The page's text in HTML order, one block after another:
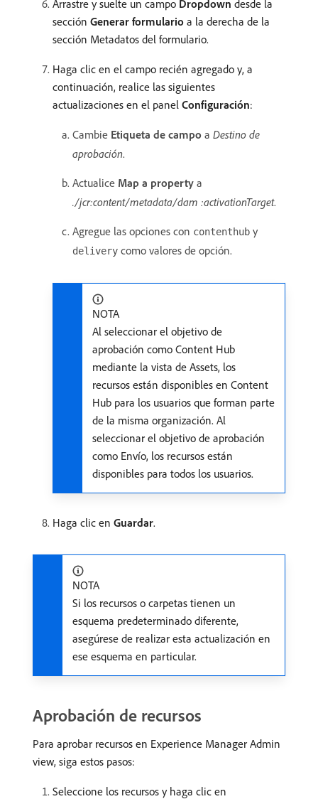
Arrastre y suelte un campo Dropdown desde la
sección Generar formulario a la derecha de la
sección Metadatos del formulario.
Haga clic en el campo recién agregado y, a
continuación, realice las siguientes
actualizaciones en el panel Configuración:
Cambie Etiqueta de campo a Destino de
aprobación.
Actualice Map a property a
./jcr:content/metadata/dam :activationTarget.
Agregue las opciones con contenthub y
delivery como valores de opción.
NOTA
Al seleccionar el objetivo de
aprobación como Content Hub
mediante la vista de Assets, los
recursos están disponibles en Content
Hub para los usuarios que forman parte
de la misma organización. Al
seleccionar el objetivo de aprobación
como Envío, los recursos están
disponibles para todos los usuarios.
Haga clic en Guardar.
NOTA
Si los recursos o carpetas tienen un
esquema predeterminado diferente,
asegúrese de realizar esta actualización en
ese esquema en particular.
Aprobación de recursos
Para aprobar recursos en Experience Manager Admin
view, siga estos pasos:
Seleccione los recursos y haga clic en